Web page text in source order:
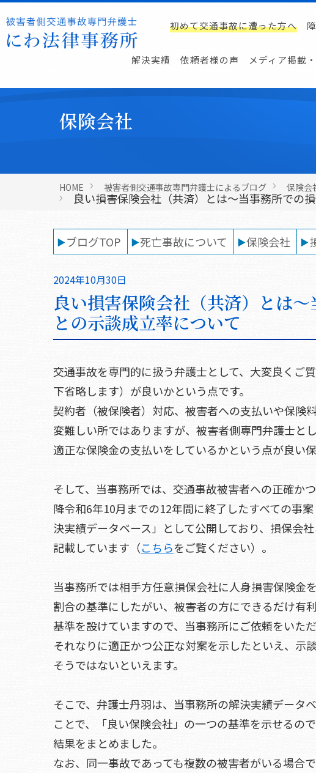
初めて交通事故に遭った方へ
解決実績 依頼者様の声 メディア掲載
保険会社
HOME 被害者側交通事故専門弁護士によるブログ 保険会
良い損害保険会社（共済）とは～当事務所での
ブログTOP 死亡事故について 保険会社
2024年10月30日
良い損害保険会社（共済）とは
との示談成立率について
交通事故を専門的に扱う弁護士として、大変良くご
下省略します）が良いかという点です。
契約者（被保険者）対応、被害者への支払いや保険
変難しい所ではありますが、被害者側専門弁護士と
適正な保険金の支払いをしているかという点が良い
そして、当事務所では、交通事故被害者への正確か
降令和6年10月までの12年間に終了したすべての事
決実績データベース」として公開しており、損保会
記載しています（こちらをご覧ください）。
当事務所では相手方任意損保会社に人身損害保険金
割合の基準にしたがい、被害者の方にできるだけ有
基準を設けていますので、当事務所にご依頼をいた
それなりに適正かつ公正な対案を示したといえ、示
そうではないといえます。
そこで、弁護士丹羽は、当事務所の解決実績データ
ことで、「良い保険会社」の一つの基準を示せるの
結果をまとめました。
なお、同一事故であっても複数の被害者がいる場合